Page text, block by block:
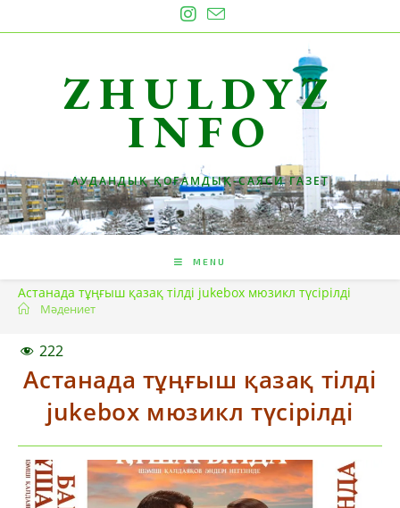
to
ZHULDYZ
INFO
АУДАНДЫҚ ҚОҒАМДЫҚ-САЯСИ ГАЗЕТ
MENU
Астанада тұңғыш қазақ тілді jukebox мюзикл түсірілді
Мәдениет
222
Астанада тұңғыш қазақ тілді
jukebox мюзикл түсірілді